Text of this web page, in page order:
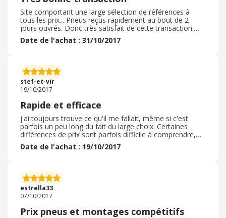
Site comportant une large sélection de références à
tous les prix... Pneus reçus rapidement au bout de 2
jours ouvrés. Donc très satisfait de cette transaction.
1001pneus commence à être de plus en plus connus (
spots TV publicitaires) , site que je recommande...
Date de l'achat : 31/10/2017
stef-et-vir
19/10/2017
Rapide et efficace
j'ai toujours trouve ce qu'il me fallait, même si c'est
parfois un peu long du fait du large choix. Certaines
différences de prix sont parfois difficile à comprendre,
mais dans l’ensemble, je recommande
Date de l'achat : 19/10/2017
estrella33
07/10/2017
Prix pneus et montages compétitifs